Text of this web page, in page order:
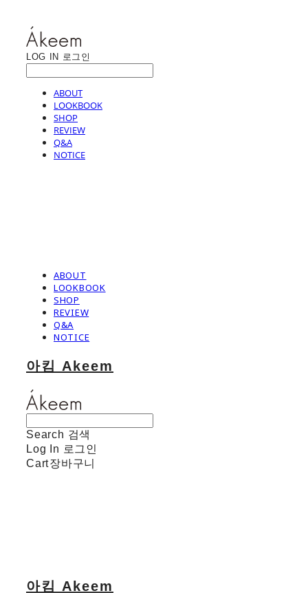
LOG IN 로그인
ABOUT
LOOKBOOK
SHOP
REVIEW
Q&A
NOTICE
ABOUT
LOOKBOOK
SHOP
REVIEW
Q&A
NOTICE
아킴 Akeem
Search 검색
Log In 로그인
Cart장바구니
아킴 Akeem